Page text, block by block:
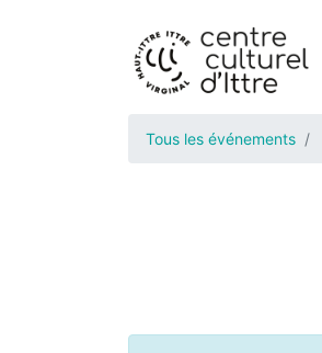
Tous les événements